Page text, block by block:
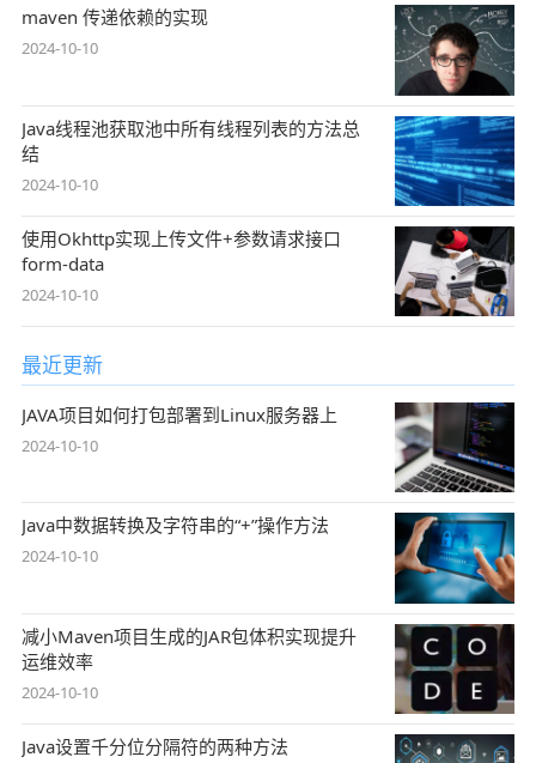
maven 传递依赖的实现
2024-10-10
Java线程池获取池中所有线程列表的方法总
结
2024-10-10
使用Okhttp实现上传文件+参数请求接口
form-data
2024-10-10
最近更新
JAVA项目如何打包部署到Linux服务器上
2024-10-10
Java中数据转换及字符串的“+”操作方法
2024-10-10
减小Maven项目生成的JAR包体积实现提升
运维效率
2024-10-10
Java设置千分位分隔符的两种方法